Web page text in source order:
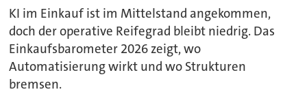
KI im Einkauf ist im Mittelstand angekommen,
doch der operative Reifegrad bleibt niedrig. Das
Einkaufsbarometer 2026 zeigt, wo
Automatisierung wirkt und wo Strukturen
bremsen.